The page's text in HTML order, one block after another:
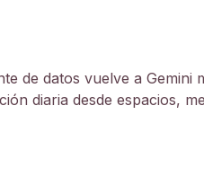
de datos vuelve a Gemini
diaria desde espacios,